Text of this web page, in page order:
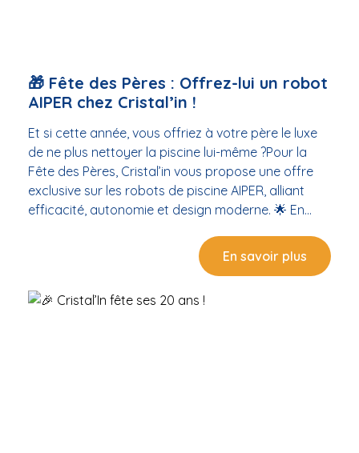
🎁 Fête des Pères : Offrez-lui un robot
AIPER chez Cristal’in !
Et si cette année, vous offriez à votre père le luxe
de ne plus nettoyer la piscine lui-même ?Pour la
Fête des Pères, Cristal’in vous propose une offre
exclusive sur les robots de piscine AIPER, alliant
efficacité, autonomie et design moderne. 🌟 En
Scuba N1 à 499 € TTC Robot AIPER Scuba N1 Pro à
899 € TTC💧 Garantie 3 ans en magasin "Le
cadeau qui bosse pendant qu’il se repose."Idéal
pour les papas qui veulent une eau impeccable
En savoir plus